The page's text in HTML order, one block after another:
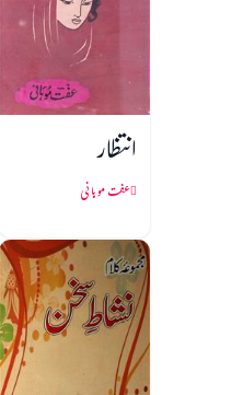
انتظار
عفت موہانی